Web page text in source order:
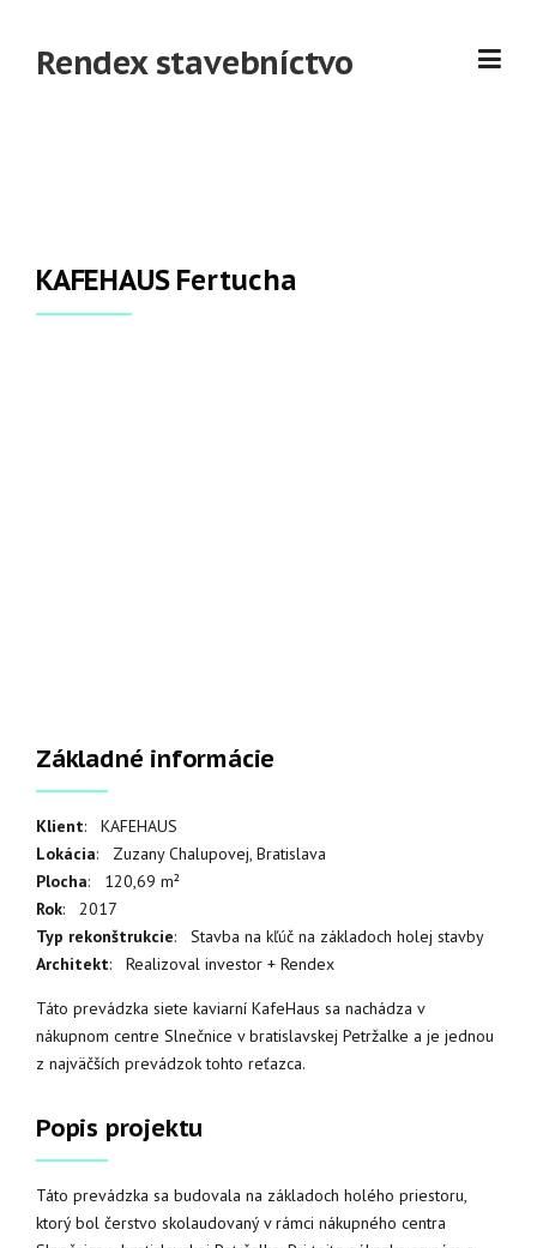
contentRendex stavebníctvo
KAFEHAUS Fertucha
Základné informácie
Klient: KAFEHAUS
Lokácia: Zuzany Chalupovej, Bratislava
Plocha: 120,69 m²
Rok: 2017
Typ rekonštrukcie: Stavba na kľúč na základoch holej stavby
Architekt: Realizoval investor + Rendex
Táto prevádzka siete kaviarní KafeHaus sa nachádza v
nákupnom centre Slnečnice v bratislavskej Petržalke a je jednou
z najväčších prevádzok tohto reťazca.
Popis projektu
Táto prevádzka sa budovala na základoch holého priestoru,
ktorý bol čerstvo skolaudovaný v rámci nákupného centra